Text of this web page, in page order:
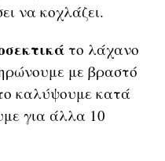
να κοχλάζει.
το λάχανο
με βραστό
καλύψουμε κατά
για άλλα 10